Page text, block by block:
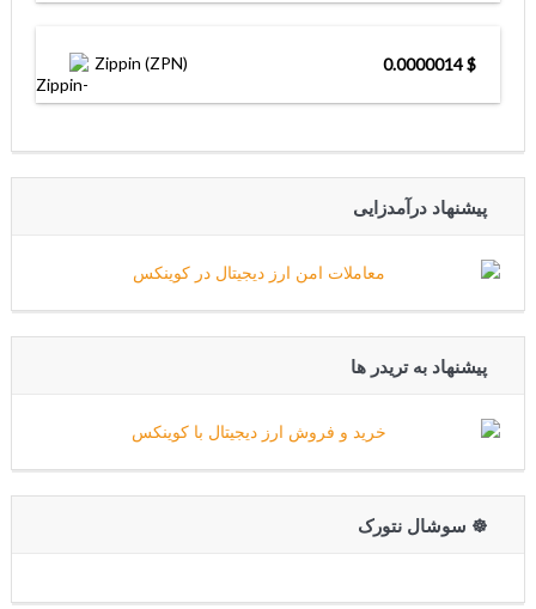
Zippin (ZPN) $ 0.0000014
پیشنهاد درآمدزایی
پیشنهاد به تریدر ها
☸️ سوشال نتورک